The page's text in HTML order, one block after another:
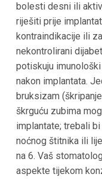
bolesti desni ili
riješiti prije
kontraindikacije ili
nekontrolirani
potiskuju
nakon implantata.
bruksizam
škrguću zubima
implantate; trebali
noćnog štitnika ili
na 6. Vaš
aspekte tijekom